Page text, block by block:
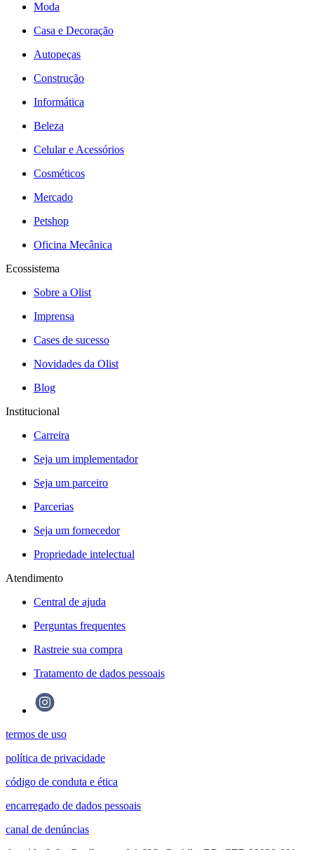
Moda
Casa e Decoração
Autopeças
Construção
Informática
Beleza
Celular e Acessórios
Cosméticos
Mercado
Petshop
Oficina Mecânica
Ecossistema
Sobre a Olist
Imprensa
Cases de sucesso
Novidades da Olist
Blog
Institucional
Carreira
Seja um implementador
Seja um parceiro
Parcerias
Seja um fornecedor
Propriedade intelectual
Atendimento
Central de ajuda
Perguntas frequentes
Rastreie sua compra
Tratamento de dados pessoais
termos de uso
política de privacidade
código de conduta e ética
encarregado de dados pessoais
canal de denúncias